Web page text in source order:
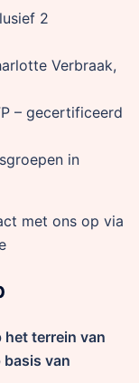
2
Verbraak,
– gecertificeerd
in
met ons op via
het terrein van
van